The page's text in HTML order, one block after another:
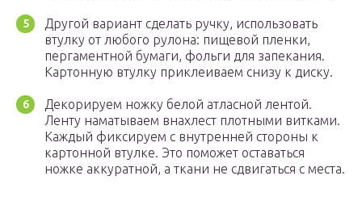
Другой вариант сделать ручку, использовать
втулку от любого рулона: пищевой пленки,
пергаментной бумаги, фольги для запекания.
Картонную втулку приклеиваем снизу к диску.
Декорируем ножку белой атласной лентой.
Ленту наматываем внахлест плотными витками.
Каждый фиксируем с внутренней стороны к
картонной втулке. Это поможет оставаться
ножке аккуратной, а ткани не сдвигаться с места.